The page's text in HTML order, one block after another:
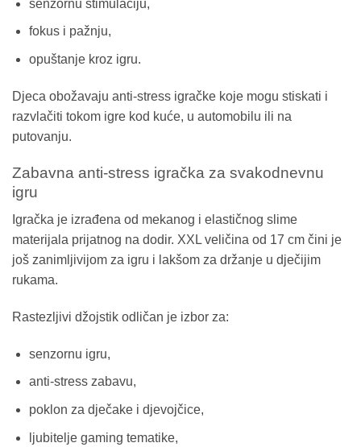
senzornu stimulaciju,
fokus i pažnju,
opuštanje kroz igru.
Djeca obožavaju anti-stress igračke koje mogu stiskati i
razvlačiti tokom igre kod kuće, u automobilu ili na
putovanju.
Zabavna anti-stress igračka za svakodnevnu
igru
Igračka je izrađena od mekanog i elastičnog slime
materijala prijatnog na dodir. XXL veličina od 17 cm čini je
još zanimljivijom za igru i lakšom za držanje u dječijim
rukama.
Rastezljivi džojstik odličan je izbor za:
senzornu igru,
anti-stress zabavu,
poklon za dječake i djevojčice,
ljubitelje gaming tematike,